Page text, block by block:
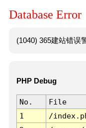
Database Error
(1040) 365建站错误
PHP Debug
No. File
1
/